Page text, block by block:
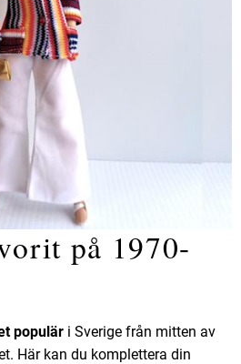
på 1970-
populär i Sverige från mitten av
Här kan du komplettera din